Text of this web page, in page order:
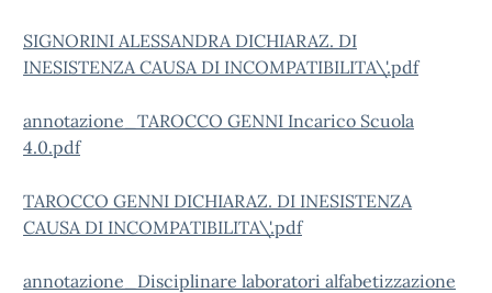
SIGNORINI ALESSANDRA DICHIARAZ. DI
INESISTENZA CAUSA DI INCOMPATIBILITA\'.pdf
annotazione_TAROCCO GENNI Incarico Scuola
4.0.pdf
TAROCCO GENNI DICHIARAZ. DI INESISTENZA
CAUSA DI INCOMPATIBILITA\'.pdf
annotazione_Disciplinare laboratori alfabetizzazione